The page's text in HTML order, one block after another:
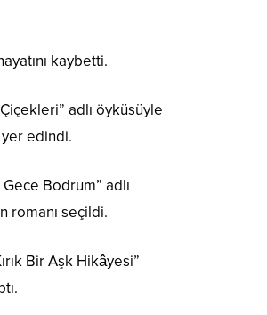
kaybetti.
adlı öyküsüyle
yer edindi.
Gece Bodrum” adlı
romanı seçildi.
Bir Aşk Hikâyesi”